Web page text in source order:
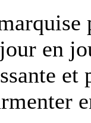
en